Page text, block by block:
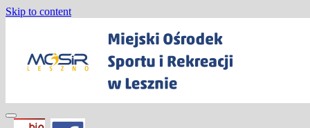
Skip to content